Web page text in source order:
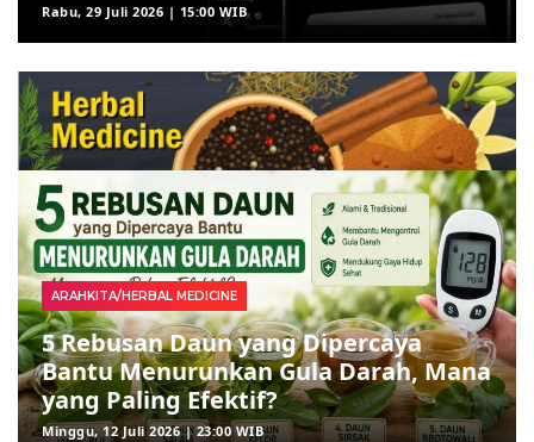
Rabu, 29 Juli 2026 | 15:00 WIB
ARAHKITA/HERBAL MEDICINE
5 Rebusan Daun yang Dipercaya
Bantu Menurunkan Gula Darah, Mana
yang Paling Efektif?
Minggu, 12 Juli 2026 | 23:00 WIB